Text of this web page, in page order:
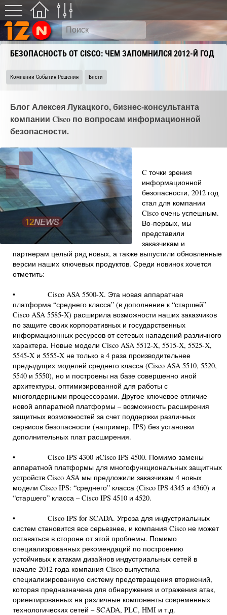
БЕЗОПАСНОСТЬ ОТ CISCO: ЧЕМ ЗАПОМНИЛСЯ 2012-Й ГОД
Компании События Решения Блоги
Блог Алексея Лукацкого, бизнес-консультанта
компании Cisco по вопросам информационной
безопасности.
C точки зрения
информационной
безопасности, 2012 год
стал для компании
Cisco очень успешным.
Во-первых, мы
представили
заказчикам и
партнерам целый ряд новых, а также выпустили обновленные
версии наших ключевых продуктов. Среди новинок хочется
отметить:
• Cisco ASA 5500-X. Эта новая аппаратная
платформа “среднего класса” (в дополнение к “старшей”
Cisco ASA 5585-X) расширила возможности наших заказчиков
по защите своих корпоративных и государственных
информационных ресурсов от сетевых нападений различного
характера. Новые модели Cisco ASA 5512-X, 5515-X, 5525-X,
5545-X и 5555-X не только в 4 раза производительнее
предыдущих моделей среднего класса (Cisco ASA 5510, 5520,
5540 и 5550), но и построены на базе совершенно иной
архитектуры, оптимизированной для работы с
многоядерными процессорами. Другое ключевое отличие
новой аппаратной платформы – возможность расширения
защитных возможностей за счет поддержки различных
сервисов безопасности (например, IPS) без установки
дополнительных плат расширения.
• Cisco IPS 4300 иCisco IPS 4500. Помимо замены
аппаратной платформы для многофункциональных защитных
устройств Cisco ASA мы предложили заказчикам 4 новых
модели Cisco IPS: “среднего” класса (Cisco IPS 4345 и 4360) и
“старшего” класса – Cisco IPS 4510 и 4520.
• Cisco IPS for SCADA. Угроза для индустриальных
систем становится все серьезнее, и компания Cisco не может
оставаться в стороне от этой проблемы. Помимо
специализрованных рекомендаций по построению
устойчивых к атакам дизайнов индустриальных сетей в
начале 2012 года компания Cisco выпустила
специализированную систему предотвращения вторжений,
которая предназначена для обнаружения и отражения атак,
ориентированных на различные компоненты современных
технологических сетей – SCADA, PLC, HMI и т.д.